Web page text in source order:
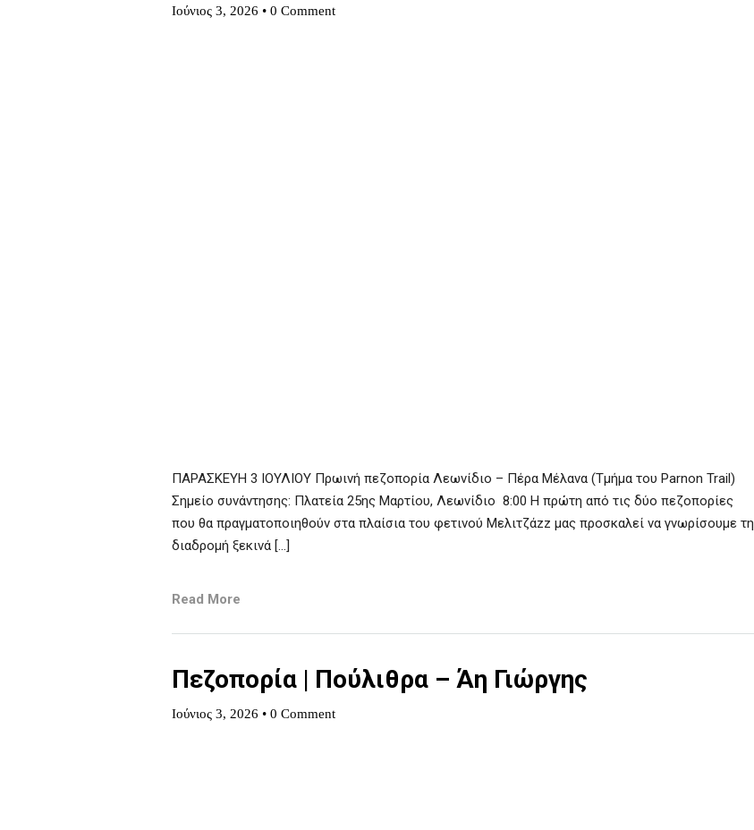
Ιούνιος 3, 2026 • 0 Comment
ΠΑΡΑΣΚΕΥΗ 3 ΙΟΥΛΙΟΥ Πρωινή πεζοπορία Λεωνίδιο – Πέρα Μέλανα (Τμήμα του Parnon Trail)
Σημείο συνάντησης: Πλατεία 25ης Μαρτίου, Λεωνίδιο 8:00 Η πρώτη από τις δύο πεζοπορίες
που θα πραγματοποιηθούν στα πλαίσια του φετινού Μελιτζάzz μας προσκαλεί να γνωρίσουμε τη
διαδρομή ξεκινά […]
Read More
Πεζοπορία | Πούλιθρα – Άη Γιώργης
Ιούνιος 3, 2026 • 0 Comment